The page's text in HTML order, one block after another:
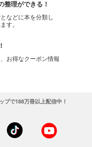
整理ができる！
などに本を分類し
す。
お得なクーポン情報
プで188万冊以上配信中！